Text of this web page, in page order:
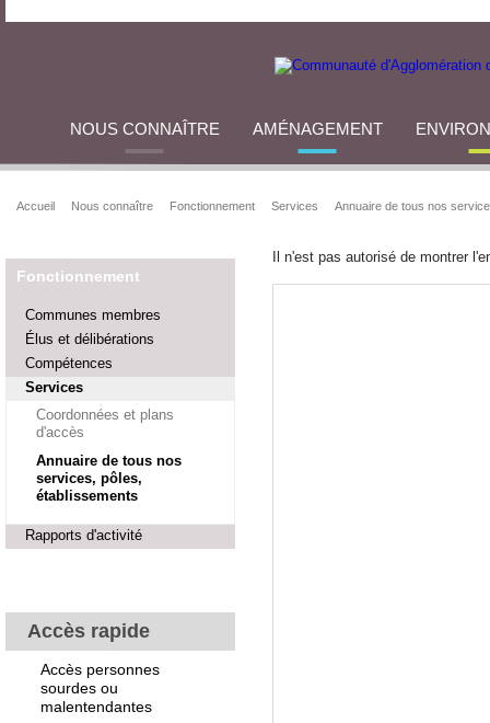
NOUS CONNAÎTRE AMÉNAGEMENT
Accueil Nous connaître Fonctionnement Services Annuaire de tous nos
Fonctionnement
Communes membres
Élus et délibérations
Compétences
Services
Coordonnées et plans
d'accès
Annuaire de tous nos
services, pôles,
établissements
Rapports d'activité
Accès rapide
Accès personnes
sourdes ou
malentendantes
Il n'est pas autorisé de montrer